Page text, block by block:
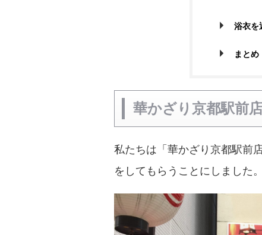
浴衣を
まとめ
華かざり京都駅前
私たちは「華かざり京都駅前
をしてもらうことにしました。